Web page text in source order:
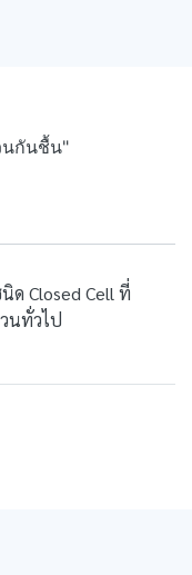
นกันชื้น"
ด Closed Cell ที่
นทั่วไป